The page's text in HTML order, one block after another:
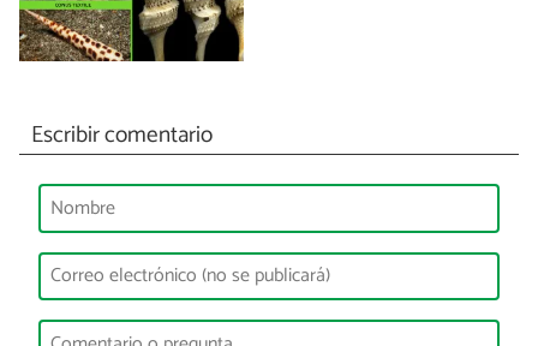
Escribir comentario